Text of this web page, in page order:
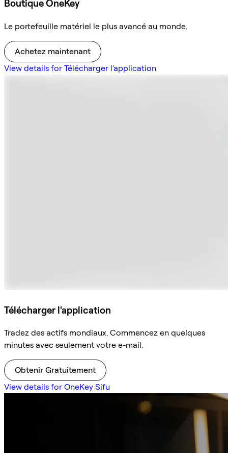
Boutique OneKey
Le portefeuille matériel le plus avancé au monde.
Achetez maintenant
View details for Télécharger l'application
Télécharger l'application
Tradez des actifs mondiaux. Commencez en quelques
minutes avec seulement votre e-mail.
Obtenir Gratuitement
View details for OneKey Sifu